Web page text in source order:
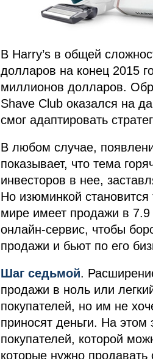
В Harry’s в общей
долларов на конец 2015
миллионов долларов.
Shave Club оказался на
смог адаптировать
В любом случае,
показывает, что тема
инвесторов в нее,
Но изюминкой
мире имеет продажи в
онлайн-сервис, чтобы
продажи и бьют по его
Шаг седьмой.
продажи в ноль или
покупателей, но им не
приносят деньги. На этом
покупателей, которой
которые нужно